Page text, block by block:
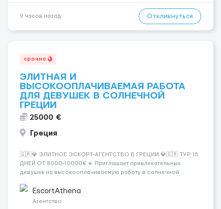
9 часов назад Откликнуться
срочно
ЭЛИТНАЯ И
ВЫСОКООПЛАЧИВАЕМАЯ РАБОТА
ДЛЯ ДЕВУШЕК В СОЛНЕЧНОЙ
ГРЕЦИИ
25000 €
Греция
🇬🇷💎 ЭЛИТНОЕ ЭСКОРТ-АГЕНТСТВО В ГРЕЦИИ 💎🇬🇷 ТУР 15
ДНЕЙ ОТ 8000-10000€ 🔹 Приглашает привлекательных
девушек на высокооплачиваемую работу в солнечной
хорошие деньги 💶 — это предложение для тебя! 🔹
Требования: ✔️ Возраст от ...
EscortAthena
Агентство